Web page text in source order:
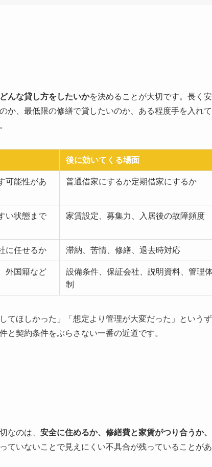
どんな貸し方をしたいかを決めることが大切です。長く
か、最低限の修繕で貸したいのか、ある程度手を入れ
後に効いてくる場面
可能性があ
普通借家にするか定期借家にするか
い状態まで
家賃設定、募集力、入居後の故障頻度
に任せるか 滞納、苦情、修繕、退去時対応
外国籍など
設備条件、保証会社、説明資料、管理
制
てほしかった」「想定より管理が大変だった」という
と契約条件をぶらさない一番の近道です。
なのは、 安全に住めるか、修繕費と家賃がつり合うか
ていないことで見えにくい不具合が残っていることが